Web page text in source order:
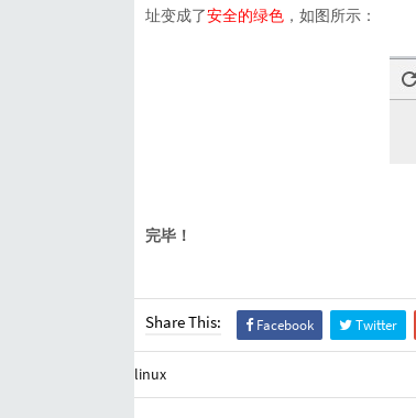
址变成了安全的绿色 ，如图所示：
完毕！
Share This: Facebook Twitter
linux